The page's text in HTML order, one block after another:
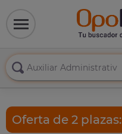
Oferta de 2 plazas: